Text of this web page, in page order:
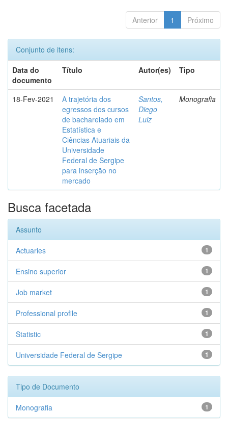
Anterior 1 Próximo
Conjunto de itens:
Data do
documento
Título Autor(es) Tipo
18-Fev-2021
A trajetória dos
egressos dos cursos
de bacharelado em
Estatística e
Ciências Atuariais da
Universidade
Federal de Sergipe
para inserção no
mercado
Santos,
Diego
Luiz
Monografia
Busca facetada
Assunto
1
Actuaries
1
Ensino superior
1
Job market
1
Professional profile
1
Statistic
1
Universidade Federal de Sergipe
Tipo de Documento
1
Monografia